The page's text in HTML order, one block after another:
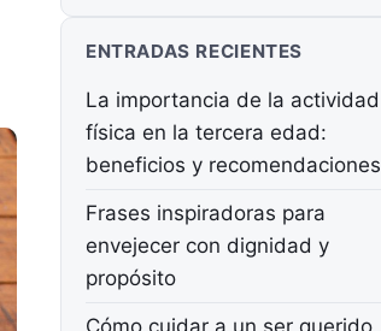
ENTRADAS RECIENTES
La importancia de la actividad
física en la tercera edad:
beneficios y recomendaciones
Frases inspiradoras para
envejecer con dignidad y
propósito
Cómo cuidar a un ser querido